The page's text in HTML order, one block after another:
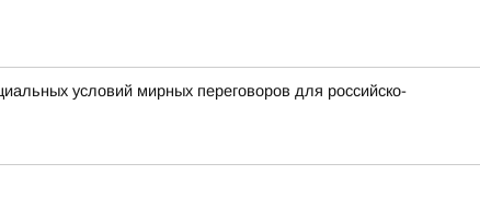
условий мирных переговоров для российско-